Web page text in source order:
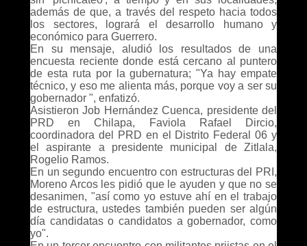
además de que, a través del respeto hacia todos
los sectores, logrará el desarrollo humano y
económico para Guerrero.
En su mensaje, aludió los resultados de una
encuesta reciente donde está cercano al puntero
de esta ruta por la gubernatura; "Ya hay empate
técnico, y eso me alienta más, porque voy a ser su
gobernador ", enfatizó.
Asistieron Job Hernández Cuenca, presidente del
PRD en Chilapa, Faviola Rafael Dircio,
coordinadora del PRD en el Distrito Federal 06 y
el aspirante a presidente municipal de Zitlala,
Rogelio Ramos.
En un segundo encuentro con estructuras del PRI,
Moreno Arcos les pidió que le ayuden y que no se
desanimen, "así como yo estuve ahí en el trabajo
de estructura, ustedes también pueden ser algún
día candidatas o candidatos a gobernador, como
yo".